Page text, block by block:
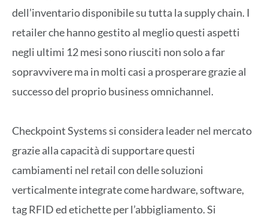
dell’inventario disponibile su tutta la supply chain. I
retailer che hanno gestito al meglio questi aspetti
negli ultimi 12 mesi sono riusciti non solo a far
sopravvivere ma in molti casi a prosperare grazie al
successo del proprio business omnichannel.
Checkpoint Systems si considera leader nel mercato
grazie alla capacità di supportare questi
cambiamenti nel retail con delle soluzioni
verticalmente integrate come hardware, software,
tag RFID ed etichette per l’abbigliamento. Si